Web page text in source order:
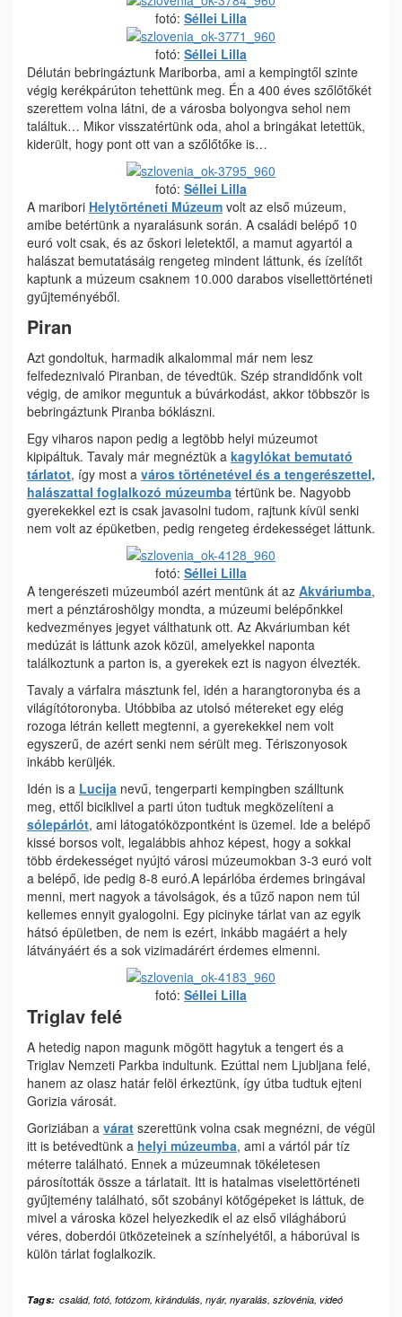
fotó: Séllei Lilla
fotó: Séllei Lilla
Délután bebringáztunk Mariborba, ami a kempingtől szinte
végig kerékpárúton tehettünk meg. Én a 400 éves szőlőtőkét
szerettem volna látni, de a városba bolyongva sehol nem
találtuk… Mikor visszatértünk oda, ahol a bringákat letettük,
kiderült, hogy pont ott van a szőlőtőke is…
fotó: Séllei Lilla
A maribori Helytörténeti Múzeum volt az első múzeum,
amibe betértünk a nyaralásunk során. A családi belépő 10
euró volt csak, és az őskori leletektől, a mamut agyartól a
halászat bemutatásáig rengeteg mindent láttunk, és ízelítőt
kaptunk a múzeum csaknem 10.000 darabos visellettörténeti
gyűjteményéből.
Piran
Azt gondoltuk, harmadik alkalommal már nem lesz
felfedeznivaló Piranban, de tévedtük. Szép strandidőnk volt
végig, de amikor meguntuk a búvárkodást, akkor többször is
bebringáztunk Piranba bóklászni.
Egy viharos napon pedig a legtöbb helyi múzeumot
kipipáltuk. Tavaly már megnéztük a kagylókat bemutató
tárlatot, így most a város történetével és a tengerészettel,
halászattal foglalkozó múzeumba tértünk be. Nagyobb
gyerekekkel ezt is csak javasolni tudom, rajtunk kívül senki
nem volt az épüketben, pedig rengeteg érdekességet láttunk.
fotó: Séllei Lilla
A tengerészeti múzeumból azért mentünk át az Akváriumba,
mert a pénztároshölgy mondta, a múzeumi belépőnkkel
kedvezményes jegyet válthatunk ott. Az Akváriumban két
medúzát is láttunk azok közül, amelyekkel naponta
találkoztunk a parton is, a gyerekek ezt is nagyon élvezték.
Tavaly a várfalra másztunk fel, idén a harangtoronyba és a
világítótoronyba. Utóbbiba az utolsó métereket egy elég
rozoga létrán kellett megtenni, a gyerekekkel nem volt
egyszerű, de azért senki nem sérült meg. Tériszonyosok
inkább kerüljék.
Idén is a Lucija nevű, tengerparti kempingben szálltunk
meg, ettől biciklivel a parti úton tudtuk megközelíteni a
sólepárlót, ami látogatóközpontként is üzemel. Ide a belépő
kissé borsos volt, legalábbis ahhoz képest, hogy a sokkal
több érdekességet nyújtó városi múzeumokban 3-3 euró volt
a belépő, ide pedig 8-8 euró.A lepárlóba érdemes bringával
menni, mert nagyok a távolságok, és a tűző napon nem túl
kellemes ennyit gyalogolni. Egy picinyke tárlat van az egyik
hátsó épületben, de nem is ezért, inkább magáért a hely
látványáért és a sok vizimadárért érdemes elmenni.
fotó: Séllei Lilla
Triglav felé
A hetedig napon magunk mögött hagytuk a tengert és a
Triglav Nemzeti Parkba indultunk. Ezúttal nem Ljubljana felé,
hanem az olasz határ felöl érkeztünk, így útba tudtuk ejteni
Gorizia városát.
Goriziában a várat szerettünk volna csak megnézni, de végül
itt is betévedtünk a helyi múzeumba, ami a vártól pár tíz
méterre található. Ennek a múzeumnak tökéletesen
párosították össze a tárlatait. Itt is hatalmas viselettörténeti
gyűjtemény található, sőt szobányi kötőgépeket is láttuk, de
mivel a városka közel helyezkedik el az első világháború
véres, doberdói ütközeteinek a színhelyétől, a háborúval is
külön tárlat foglalkozik.
Tags: család, fotó, fotózom, kirándulás, nyár, nyaralás, szlovénia, videó